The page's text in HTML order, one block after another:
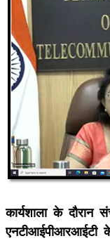
कार्यशाला के दौरान
एनटीआईपीआरआईटी